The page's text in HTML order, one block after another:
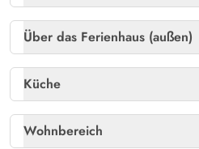
Freies Glasfasernetz
Kaminofen
Sauna
Über das Ferienhaus (außen)
Gartenmöbel
Küche
Kühlschrank
Wohnbereich